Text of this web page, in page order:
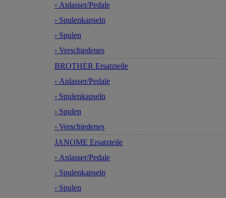
› Anlasser/Pedale
› Spulenkapseln
› Spulen
› Verschiedenes
BROTHER Ersatzteile
› Anlasser/Pedale
› Spulenkapseln
› Spulen
› Verschiedenes
JANOME Ersatzteile
› Anlasser/Pedale
› Spulenkapseln
› Spulen